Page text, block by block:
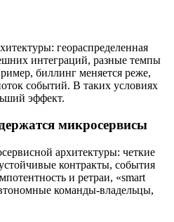
геораспределенная
интеграций, разные темпы
биллинг меняется реже,
событий. В таких условиях
эффект.
микросервисы
архитектуры: четкие
контракты, события
и ретраи, «smart
команды-владельцы,